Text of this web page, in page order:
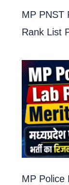
MP PNST
Rank List
MP Police